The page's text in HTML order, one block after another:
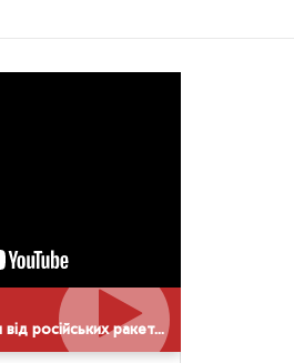
Як журналісти рятувалися від російських ракет. Конференція НСЖУ в Дніпрі